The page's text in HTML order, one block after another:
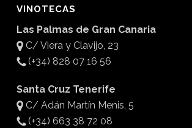
VINOTECAS
Las Palmas de Gran Canaria
C/ Viera y Clavijo, 23
(+34) 828 07 16 56
Santa Cruz Tenerife
C/ Adán Martín Menis, 5
(+34) 663 38 72 08